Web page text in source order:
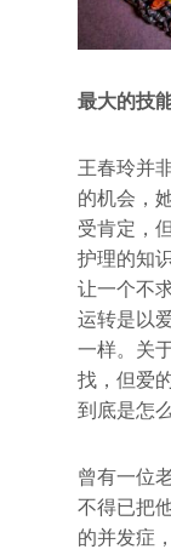
最大的技
王春玲并
的机会，
受肯定，
护理的知
让一个不
运转是以
一样。关
找，但爱
到底是怎
曾有一位
不得已把
的并发症